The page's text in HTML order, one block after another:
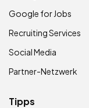
Google for Jobs
Recruiting Services
Social Media
Partner-Netzwerk
Tipps